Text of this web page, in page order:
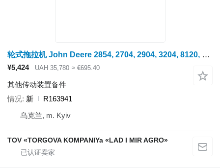
轮式拖拉机 John Deere 2854, 2704, 2904, 3204, 8120, 8220, 8320, 8420, 8520 的 Vodilo John Deere R163941
¥5,424 UAH 35,780 ≈ €695.40
其他传动装置备件
情况 新
R163941
乌克兰, m. Kyiv
TOV «TORGOVA KOMPANIYa «LAD I MIR AGRO»